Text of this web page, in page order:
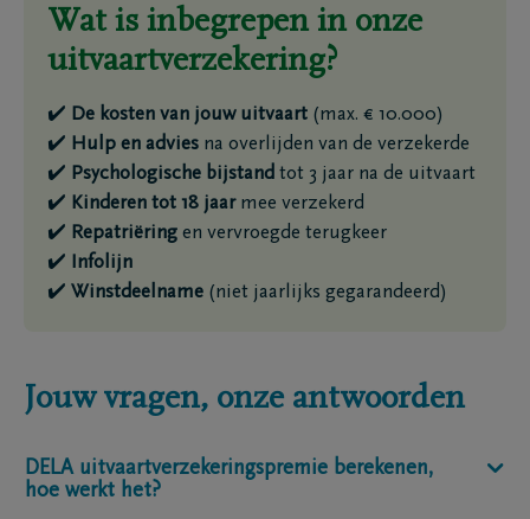
Wat is inbegrepen in onze
uitvaartverzekering?
✔️ De kosten van jouw uitvaart (max. € 10.000)
✔️ Hulp en advies na overlijden van de verzekerde
✔️ Psychologische bijstand tot 3 jaar na de uitvaart
✔️ Kinderen tot 18 jaarmee verzekerd
✔️ Repatriëring en vervroegde terugkeer
✔️ Infolijn
✔️ Winstdeelname (niet jaarlijks gegarandeerd)
Jouw vragen, onze antwoorden
DELA uitvaartverzekeringspremie berekenen,
hoe werkt het?